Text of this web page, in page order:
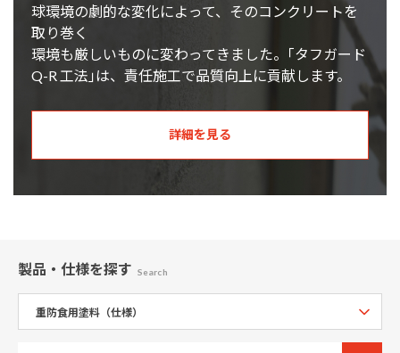
球環境の劇的な変化によって、そのコンクリートを
取り巻く
環境も厳しいものに変わってきました。｢タフガード
Q-R 工法｣は、責任施工で品質向上に貢献します。
詳細を見る
製品・仕様を探す Search